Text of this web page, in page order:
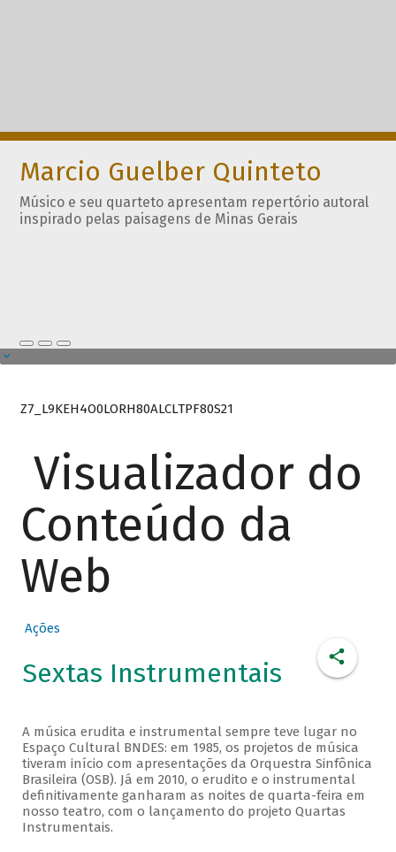
Marcio Guelber Quinteto
Músico e seu quarteto apresentam repertório autoral
inspirado pelas paisagens de Minas Gerais
Z7_L9KEH4O0LORH80ALCLTPF80S21
Visualizador do
Conteúdo da
Web
Ações
Sextas Instrumentais
A música erudita e instrumental sempre teve lugar no
Espaço Cultural BNDES: em 1985, os projetos de música
tiveram início com apresentações da Orquestra Sinfônica
Brasileira (OSB). Já em 2010, o erudito e o instrumental
definitivamente ganharam as noites de quarta-feira em
nosso teatro, com o lançamento do projeto Quartas
Instrumentais.